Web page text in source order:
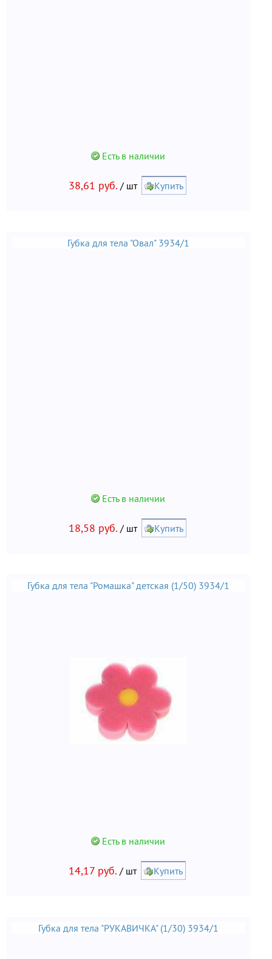
Есть в наличии
38,61 руб. / шт Купить
Губка для тела "Овал" 3934/1
Есть в наличии
18,58 руб. / шт Купить
Губка для тела "Ромашка" детская (1/50) 3934/1
Есть в наличии
14,17 руб. / шт Купить
Губка для тела "РУКАВИЧКА" (1/30) 3934/1